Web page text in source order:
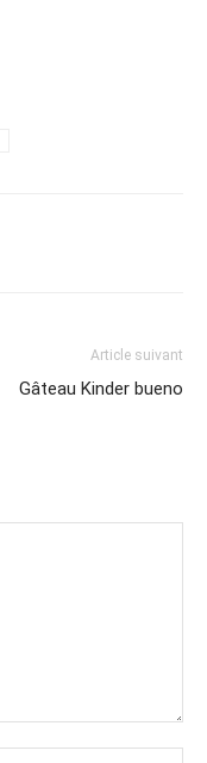
Article suivant
Gâteau Kinder bueno